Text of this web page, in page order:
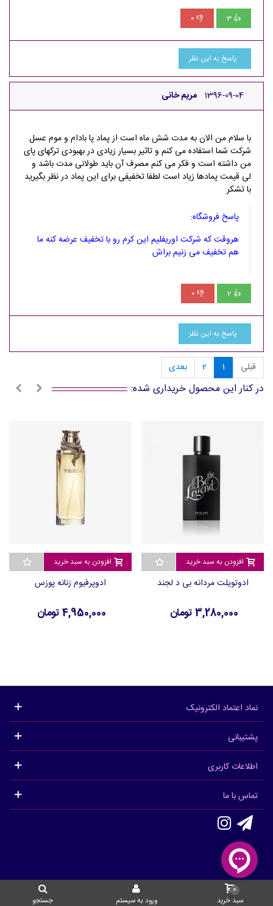
👍
3
👎
0
پاسخ به این نظر
مریم خانی 1396-09-04
با سلام من الان به مدت شش ماه است از پماد پا بادام و موم عسل
شرکت شما استفاده می کنم و تاثیر بسیار زیادی در بهبودی ترکهای پای
من داشته است و فکر می کنم مصرف آن باید طولانی مدت باشد و
لی قیمت پمادها زیاد است لطفا تخفیفی برای این پماد در نظر بگیرید
با تشکر
پاسخ فروشگاه:
هروقت که شرکت اوریفلیم این کرم رو با تخفیف عرضه کنه ما
هم تخفیف می زنیم براش
👍
2
👎
0
پاسخ به این نظر
قبلی 1
2 بعدی
در کنار این محصول خریداری شده:
افزودن به سبد خرید
ادوتویلت مردانه بی د لجند
3,280,000 تومان
افزودن به سبد خرید
ادوپرفیوم زنانه پوزس
4,950,000 تومان
نماد اعتماد الکترونیک
پشتیبانی
اطلاعات کاربری
تماس با ما
سبد خرید
0
ورود به سیستم جستجو